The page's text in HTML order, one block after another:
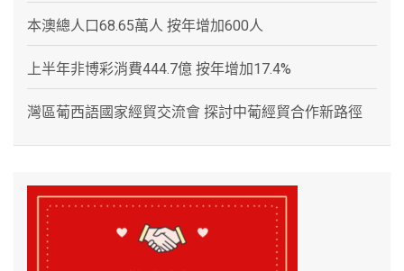
本澳總人口68.65萬人 按年增加600人
上半年非博彩消費444.7億 按年增加17.4%
灣區葡西語國家經貿交流會 探討中葡經貿合作新路徑